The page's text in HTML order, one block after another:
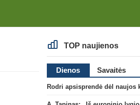
TOP naujienos
Dienos Savaitės